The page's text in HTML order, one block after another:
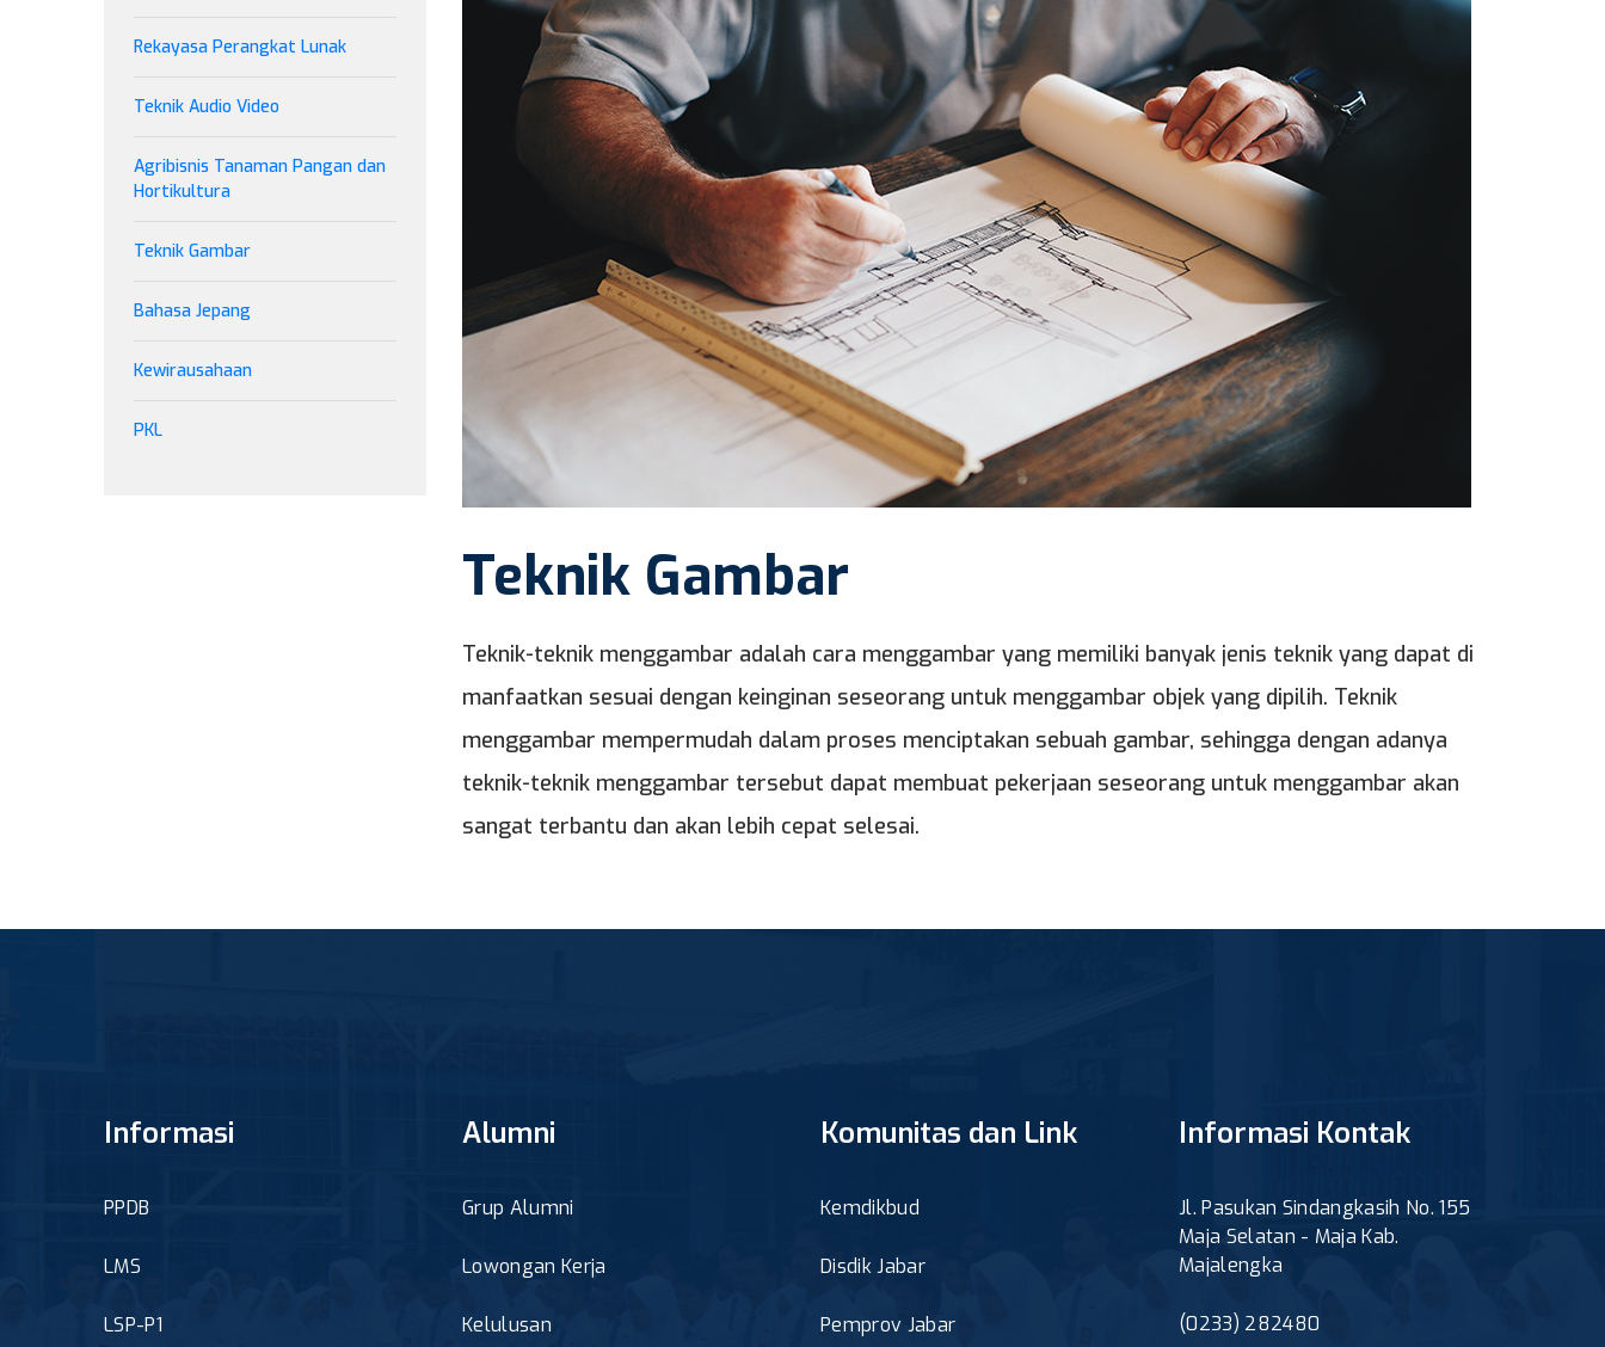
Teknik Gambar
Teknik-teknik menggambar adalah cara menggambar yang memiliki banyak jenis teknik yang dapat di
manfaatkan sesuai dengan keinginan seseorang untuk menggambar objek yang dipilih. Teknik
menggambar mempermudah dalam proses menciptakan sebuah gambar, sehingga dengan adanya
teknik-teknik menggambar tersebut dapat membuat pekerjaan seseorang untuk menggambar akan
sangat terbantu dan akan lebih cepat selesai.
Rekayasa Perangkat Lunak
Teknik Audio Video
Agribisnis Tanaman Pangan dan
Hortikultura
Teknik Gambar
Bahasa Jepang
Kewirausahaan
PKL
Informasi
PPDB
LMS
LSP-P1
Alumni
Grup Alumni
Lowongan Kerja
Kelulusan
Komunitas dan Link
Kemdikbud
Disdik Jabar
Pemprov Jabar
Informasi Kontak
Jl. Pasukan Sindangkasih No. 155
Maja Selatan - Maja Kab.
Majalengka
(0233) 282480